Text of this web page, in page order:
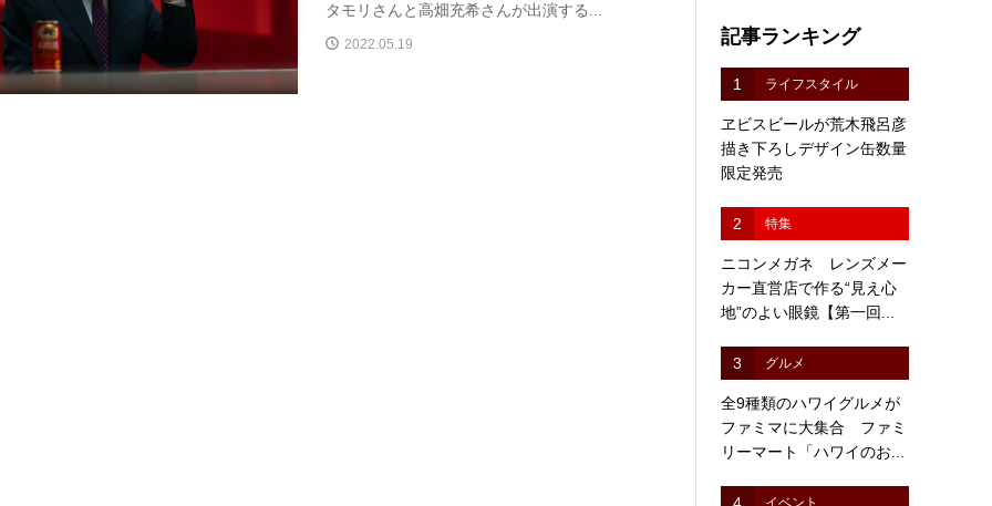
タモリさんと高畑充希さんが出演する...
2022.05.19 記事ランキング
1 ライフスタイル
ヱビスビールが荒木飛呂彦
描き下ろしデザイン缶数量
限定発売
2 特集
ニコンメガネ レンズメー
カー直営店で作る“見え心
地”のよい眼鏡【第一回...
3 グルメ
全9種類のハワイグルメが
ファミマに大集合 ファミ
リーマート「ハワイのお...
イベント